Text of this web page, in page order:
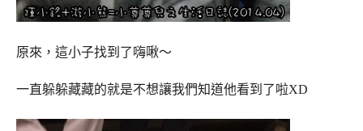
原來，這小子找到了嗨啾～
一直躲躲藏藏的就是不想讓我們知道他看到了啦XD